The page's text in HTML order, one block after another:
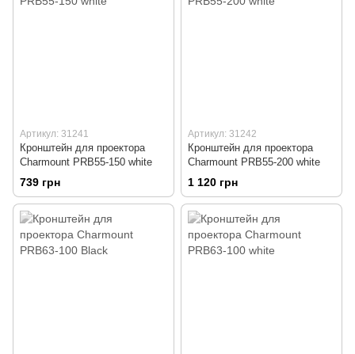
Артикул: 31241
Кронштейн для проектора
Charmount PRB55-150 white
739 грн
Артикул: 31242
Кронштейн для проектора
Charmount PRB55-200 white
1 120 грн